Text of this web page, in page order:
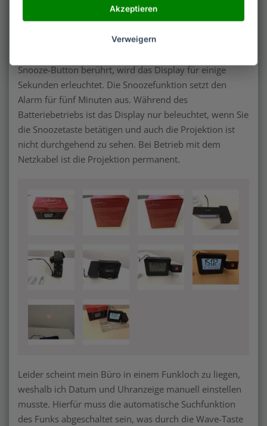
Praxistest
Nachdem zwei AA-Batterien eingelegt waren, ertönten
Snooze-Button berührt, wird das Display für einige
Sekunden erleuchtet. Die Snoozefunktion setzt den
Alarm für fünf Minuten aus. Während des
Batteriebetriebs ist das Display nur beleuchtet, wenn Sie
die Snoozetaste betätigen und auch die Projektion ist
nicht durchgehend zu sehen. Bei Betrieb mit dem
Netzkabel ist die Projektion permanent.
Leider scheint mein Büro in einem Funkloch zu liegen,
weshalb ich Datum und Uhranzeige manuell einstellen
musste. Hierfür muss die automatische Suchfunktion
des Funks abgeschaltet sein, was durch die Wave-Taste
Akzeptieren
Verweigern